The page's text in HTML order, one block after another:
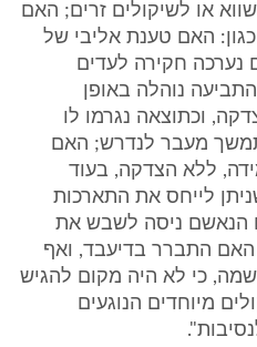
או לשיקולים זרים; האם
האם טענת אליבי של
חקירה לעדים
נוהלה באופן
וכתוצאה נגרמו לו
מעבר לנדרש; האם
ללא הצדקה, בעוד
לייחס את התארכות
הנאשם ניסה לשבש את
התברר בדיעבד, ואף
כי לא היה מקום להגיש
מיוחדים הנוגעים